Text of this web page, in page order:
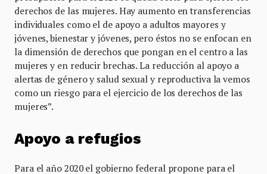
derechos de las mujeres. Hay aumento en transferencias
individuales como el de apoyo a adultos mayores y
jóvenes, bienestar y jóvenes, pero éstos no se enfocan en
la dimensión de derechos que pongan en el centro a las
mujeres y en reducir brechas. La reducción al apoyo a
alertas de género y salud sexual y reproductiva la vemos
como un riesgo para el ejercicio de los derechos de las
mujeres”.
Apoyo a refugios
Para el año 2020 el gobierno federal propone para el